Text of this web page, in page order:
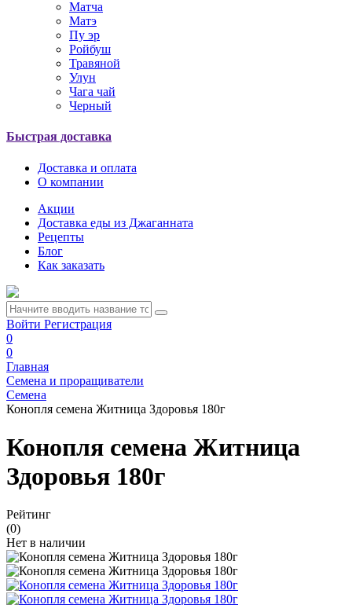
Матча
Матэ
Пу эр
Ройбуш
Травяной
Улун
Чага чай
Черный
Быстрая доставка
Доставка и оплата
О компании
Акции
Доставка еды из Джаганната
Рецепты
Блог
Как заказать
Войти Регистрация
0
0
Главная
Семена и проращиватели
Семена
Конопля семена Житница Здоровья 180г
Конопля семена Житница
Здоровья 180г
Рейтинг
(0)
Нет в наличии